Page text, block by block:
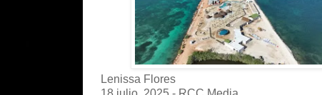
Lenissa Flores